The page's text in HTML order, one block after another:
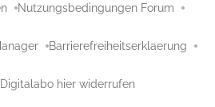
Nutzungsbedingungen Forum
Barrierefreiheitserklaerung
Digitalabo hier widerrufen